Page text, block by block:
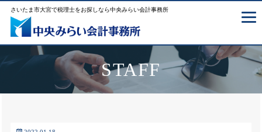
さいたま市大宮で税理士をお探しなら中央みらい会計事務所
STAFF